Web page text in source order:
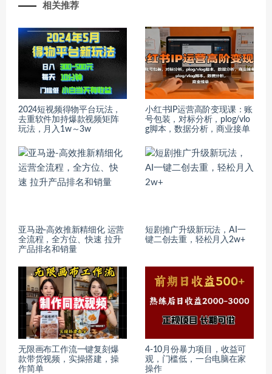
相关推荐
2024短视频得物平台玩法，
去重软件加持爆款视频矩阵
玩法，月入1w～3w
小红书IP运营高阶变现课：账
号包装，对标分析，plog/vlo
g脚本，数据分析，商业接单
亚马逊-高效推新精细化 运营
全流程，全方位、快速 拉升
产品排名和销量
短剧推广升级新玩法，AI一
键二创去重，轻松月入2w+
无限画布工作流一键复刻爆
款带货视频，实操搭建，操
作简单
4-10月份暴力项目，收益可
观，门槛低，一台电脑在家
操作